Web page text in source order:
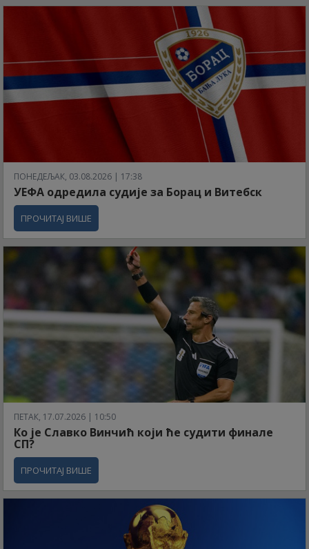
ПОНЕДЕЉАК, 03.08.2026 | 17:38
УЕФА одредила судије за Борац и Витебск
ПРОЧИТАЈ ВИШЕ
ПЕТАК, 17.07.2026 | 10:50
Ко је Славко Винчић који ће судити финале
СП?
ПРОЧИТАЈ ВИШЕ